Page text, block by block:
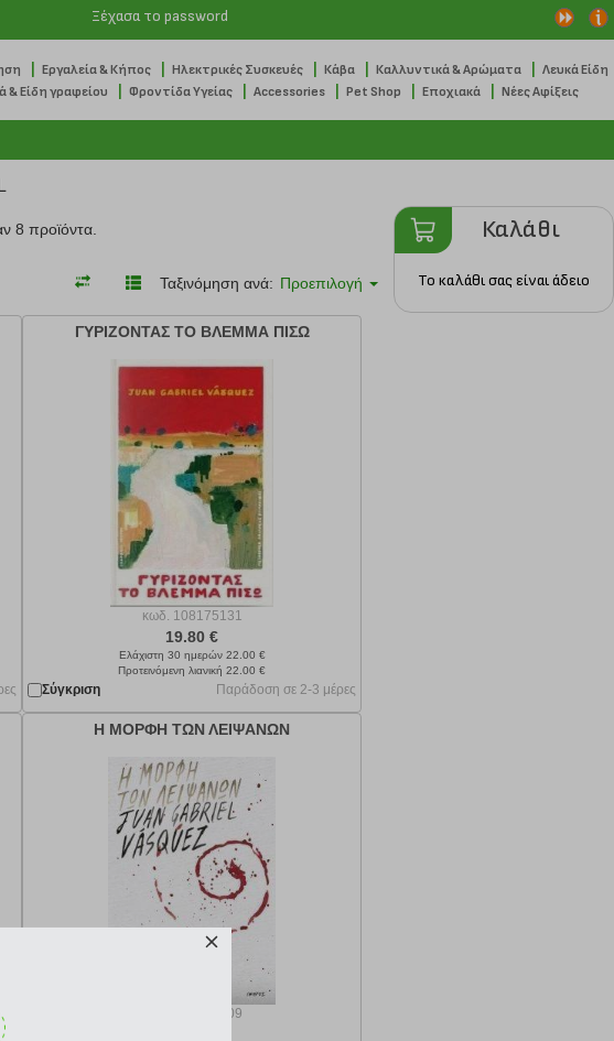
Ξέχασα το password
Εργαλεία & Κήπος Ηλεκτρικές Συσκευές Κάβα Καλλυντικά & Αρώματα Λευκά Είδη
& Είδη γραφείου Φροντίδα Υγείας Accessories Pet Shop Εποχιακά Νέες Αφίξεις
8 προϊόντα.
Ταξινόμηση ανά: Προεπιλογή
ΓΥΡΙΖΟΝΤΑΣ ΤΟ ΒΛΕΜΜΑ ΠΙΣΩ
κωδ. 108175131
19.80 €
Ελάχιστη 30 ημερών 22.00 €
Προτεινόμενη λιανική 22.00 €
Σύγκριση Παράδοση σε 2-3 μέρες
Η ΜΟΡΦΗ ΤΩΝ ΛΕΙΨΑΝΩΝ
108145909
Καλάθι
Το καλάθι σας είναι άδειο